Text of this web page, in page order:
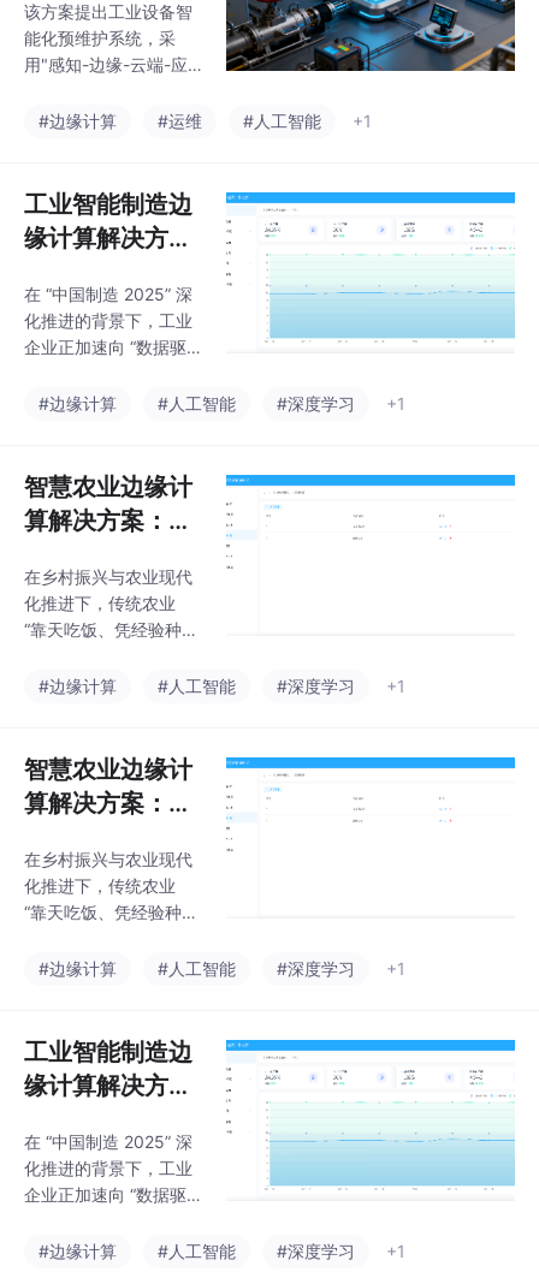
运维痛点，实现
实时预警与降本
该方案提出工业设备智
能化预维护系统，采
用"感知-边缘-云端-应
在边缘层实现毫秒级故
（孤立森林+小波分析
+简化LSTM）实现本地
实时预警，故障预警准
100ms。系统可降低设
备故障率60%、减少停
机损失60%、节省运维
业设备接入。实施分试
#边缘计算 #运维 #人工智能 +1
工业智能制造边
缘计算解决方
联与实时管控难
题
在 “中国制造 2025” 深
化推进的背景下，工业
企业正加速向 “数据驱
—— 但在落地过程中，
本高等问题，成为制约
智能制造升级的核心瓶
颈。本方案基于边缘计
兼容接入、本地实时决
策、极简运维管理” 三
大核心能力，为离散制
供端到端的智能生产支
升级目标。
#边缘计算 #人工智能 #深度学习 +1
智慧农业边缘计
算解决方案：让
更精准，实现降
本提质与高效管
​在乡村振兴与农业现代
化推进下，传统农业
“靠天吃饭、凭经验种
规模化、高品质的生产
“大水大肥”、病虫害发
现时已扩散、设备各自
为政难协同，这些痛点
资源浪费大、产品品质
不稳定。本方案基于
“农业边缘计算网关”，
决策 - 自动执行 - 数据
业实现 “
#边缘计算 #人工智能 #深度学习 +1
智慧农业边缘计
算解决方案：让
更精准，实现降
本提质与高效管
​在乡村振兴与农业现代
化推进下，传统农业
“靠天吃饭、凭经验种
规模化、高品质的生产
“大水大肥”、病虫害发
现时已扩散、设备各自
为政难协同，这些痛点
资源浪费大、产品品质
不稳定。本方案基于
“农业边缘计算网关”，
决策 - 自动执行 - 数据
#边缘计算 #人工智能 #深度学习 +1
工业智能制造边
缘计算解决方
联与实时管控难
题
在 “中国制造 2025” 深
化推进的背景下，工业
企业正加速向 “数据驱
—— 但在落地过程中，
#边缘计算 #人工智能 #深度学习 +1